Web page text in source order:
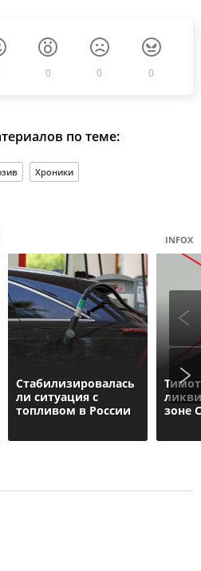
0 0 0
по теме:
Хроники
INFOX
Стабилизировалась
ли ситуация с
топливом в России
зоне